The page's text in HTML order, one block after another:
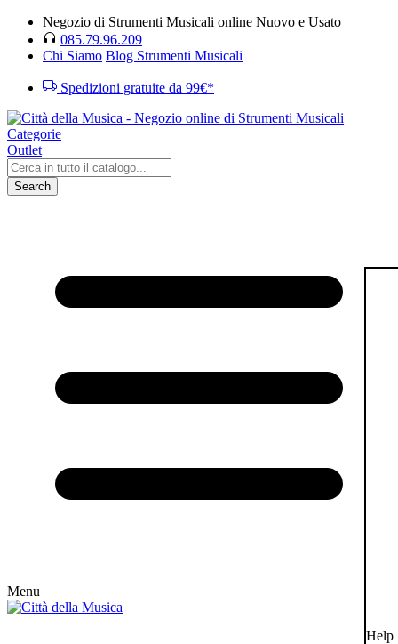
Negozio di Strumenti Musicali online Nuovo e Usato
085.79.96.209
Chi Siamo Blog Strumenti Musicali
Spedizioni gratuite da 99€*
Categorie
Outlet
Search
Menu
Help